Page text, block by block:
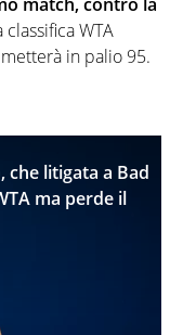
WTA
in palio 95.
che litigata a Bad
ma perde il